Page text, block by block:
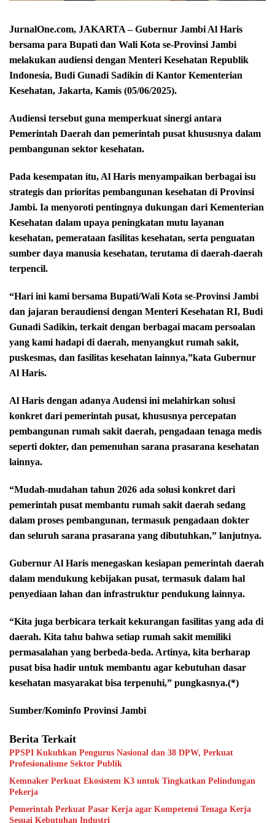
JurnalOne.com, JAKARTA – Gubernur Jambi Al Haris
bersama para Bupati dan Wali Kota se-Provinsi Jambi
melakukan audiensi dengan Menteri Kesehatan Republik
Indonesia, Budi Gunadi Sadikin di Kantor Kementerian
Kesehatan, Jakarta, Kamis (05/06/2025).
Audiensi tersebut guna memperkuat sinergi antara
Pemerintah Daerah dan pemerintah pusat khususnya dalam
pembangunan sektor kesehatan.
Pada kesempatan itu, Al Haris menyampaikan berbagai isu
strategis dan prioritas pembangunan kesehatan di Provinsi
Jambi. Ia menyoroti pentingnya dukungan dari Kementerian
Kesehatan dalam upaya peningkatan mutu layanan
kesehatan, pemerataan fasilitas kesehatan, serta penguatan
sumber daya manusia kesehatan, terutama di daerah-daerah
terpencil.
“Hari ini kami bersama Bupati/Wali Kota se-Provinsi Jambi
dan jajaran beraudiensi dengan Menteri Kesehatan RI, Budi
Gunadi Sadikin, terkait dengan berbagai macam persoalan
yang kami hadapi di daerah, menyangkut rumah sakit,
puskesmas, dan fasilitas kesehatan lainnya,”kata Gubernur
Al Haris.
Al Haris dengan adanya Audensi ini melahirkan solusi
konkret dari pemerintah pusat, khususnya percepatan
pembangunan rumah sakit daerah, pengadaan tenaga medis
seperti dokter, dan pemenuhan sarana prasarana kesehatan
lainnya.
“Mudah-mudahan tahun 2026 ada solusi konkret dari
pemerintah pusat membantu rumah sakit daerah sedang
dalam proses pembangunan, termasuk pengadaan dokter
dan seluruh sarana prasarana yang dibutuhkan,” lanjutnya.
Gubernur Al Haris menegaskan kesiapan pemerintah daerah
dalam mendukung kebijakan pusat, termasuk dalam hal
penyediaan lahan dan infrastruktur pendukung lainnya.
“Kita juga berbicara terkait kekurangan fasilitas yang ada di
daerah. Kita tahu bahwa setiap rumah sakit memiliki
permasalahan yang berbeda-beda. Artinya, kita berharap
pusat bisa hadir untuk membantu agar kebutuhan dasar
kesehatan masyarakat bisa terpenuhi,” pungkasnya.(*)
Sumber/Kominfo Provinsi Jambi
Berita Terkait
PPSPI Kukuhkan Pengurus Nasional dan 38 DPW, Perkuat
Profesionalisme Sektor Publik
Kemnaker Perkuat Ekosistem K3 untuk Tingkatkan Pelindungan
Pekerja
Pemerintah Perkuat Pasar Kerja agar Kompetensi Tenaga Kerja
Sesuai Kebutuhan Industri